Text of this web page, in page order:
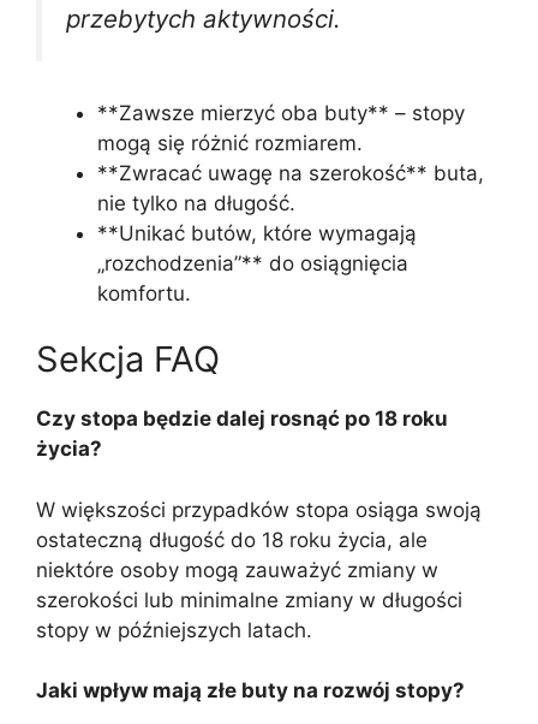
przebytych aktywności.
**Zawsze mierzyć oba buty** – stopy
mogą się różnić rozmiarem.
**Zwracać uwagę na szerokość** buta,
nie tylko na długość.
**Unikać butów, które wymagają
„rozchodzenia”** do osiągnięcia
komfortu.
Sekcja FAQ
Czy stopa będzie dalej rosnąć po 18 roku
życia?
W większości przypadków stopa osiąga swoją
ostateczną długość do 18 roku życia, ale
niektóre osoby mogą zauważyć zmiany w
szerokości lub minimalne zmiany w długości
stopy w późniejszych latach.
Jaki wpływ mają złe buty na rozwój stopy?